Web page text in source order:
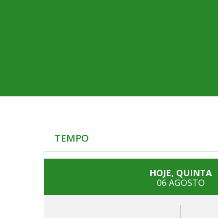
TEMPO
HOJE, QUINTA
06 AGOSTO